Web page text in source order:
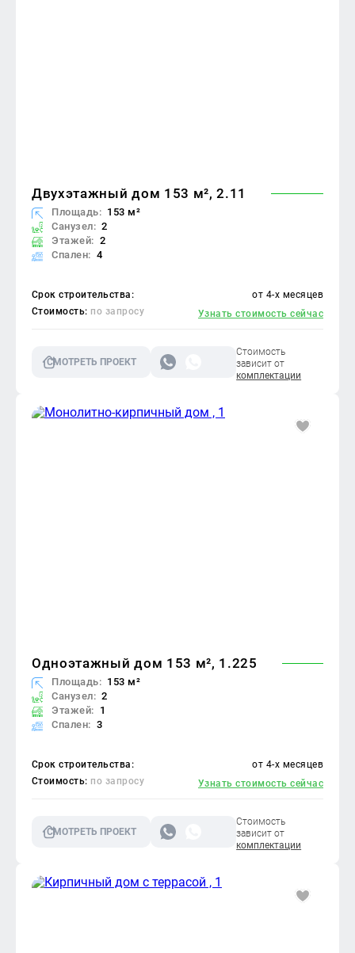
Двухэтажный дом 153 м², 2.11
Площадь: 153 м²
Санузел: 2
Этажей: 2
Спален: 4
Срок строительства:
от 4-х месяцев
Стоимость: по запросу Узнать стоимость сейчас
СМОТРЕТЬ ПРОЕКТ
Стоимость
зависит от
комплектации
Одноэтажный дом 153 м², 1.225
Площадь: 153 м²
Санузел: 2
Этажей: 1
Спален: 3
Срок строительства:
от 4-х месяцев
Стоимость: по запросу Узнать стоимость сейчас
СМОТРЕТЬ ПРОЕКТ
Стоимость
зависит от
комплектации